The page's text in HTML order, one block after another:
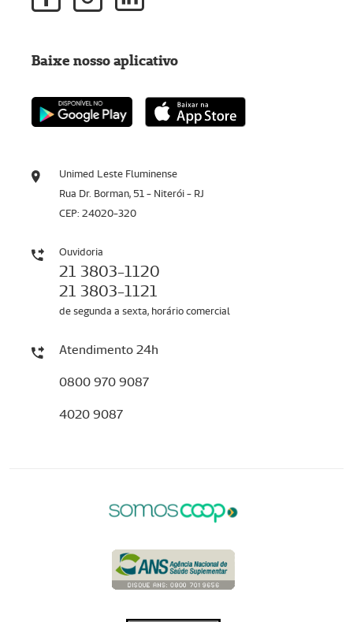
Unimed Leste Fluminense
Rua Dr. Borman, 51 - Niterói - RJ
CEP: 24020-320
Ouvidoria
21 3803-1120
21 3803-1121
de segunda a sexta, horário comercial
Atendimento 24h
0800 970 9087
4020 9087
Baixe nosso aplicativo